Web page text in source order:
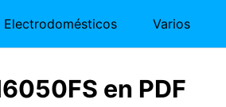
Electrodomésticos Varios
en PDF